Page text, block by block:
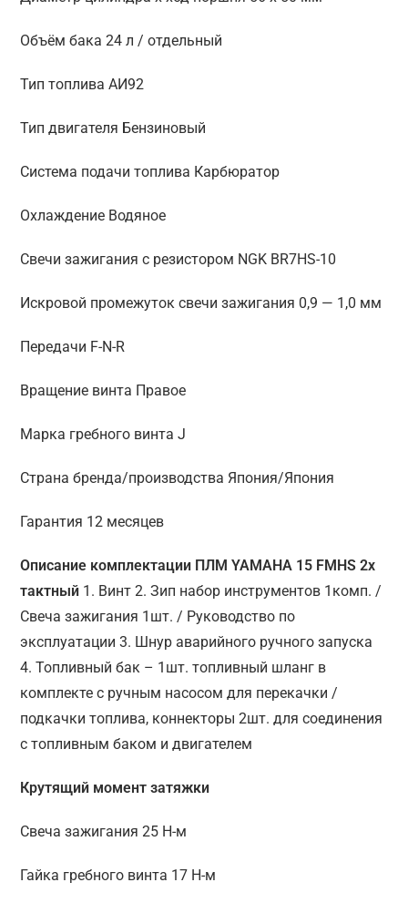
Объём бака 24 л / отдельный
Тип топлива АИ92
Тип двигателя Бензиновый
Система подачи топлива Карбюратор
Охлаждение Водяное
Свечи зажигания с резистором NGK BR7HS-10
Искровой промежуток свечи зажигания 0,9 — 1,0 мм
Передачи F-N-R
Вращение винта Правое
Марка гребного винта J
Страна бренда/производства Япония/Япония
Гарантия 12 месяцев
Описание комплектации ПЛМ YAMAHA 15 FMHS 2х
тактный 1. Винт 2. Зип набор инструментов 1комп. /
Свеча зажигания 1шт. / Руководство по
эксплуатации 3. Шнур аварийного ручного запуска
4. Топливный бак – 1шт. топливный шланг в
комплекте с ручным насосом для перекачки /
подкачки топлива, коннекторы 2шт. для соединения
с топливным баком и двигателем
Крутящий момент затяжки
Свеча зажигания 25 Н-м
Гайка гребного винта 17 Н-м